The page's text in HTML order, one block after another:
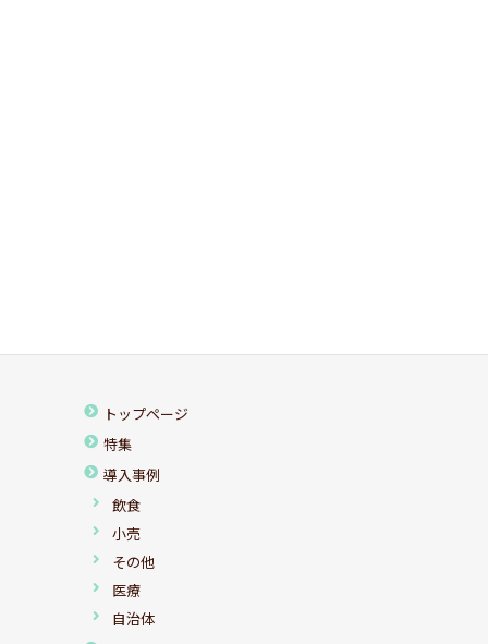
トップページ
特集
導入事例
飲食
小売
その他
医療
自治体